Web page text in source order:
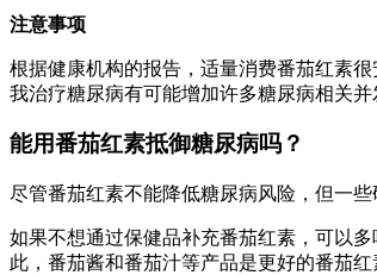
注意事项
根据健康机构的报告，适量消费番茄红素
我治疗糖尿病有可能增加许多糖尿病相关并
能用番茄红素抵御糖尿病吗？
尽管番茄红素不能降低糖尿病风险，但一
如果不想通过保健品补充番茄红素，可以
此，番茄酱和番茄汁等产品是更好的番茄红